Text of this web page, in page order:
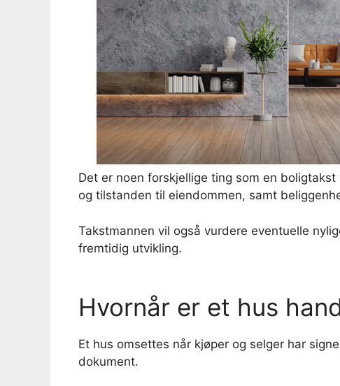
Det er noen forskjellige ting som en
og tilstanden til eiendommen, samt
Takstmannen vil også vurdere eventuelle
fremtidig utvikling.
Hvornår er et hus
Et hus omsettes når kjøper og selger har
dokument.